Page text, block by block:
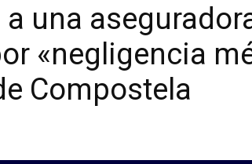
una
«negligencia
Compostela